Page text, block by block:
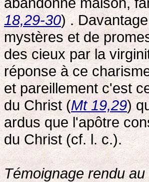
18,29-30) .
mystères et de
des cieux par la
réponse à ce
et pareillement c'est
du Christ (Mt 19,29)
ardus que l'apôtre
du Christ (cf. l. c.).
Témoignage rendu